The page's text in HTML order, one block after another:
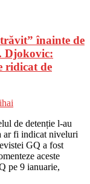
înainte de
Djokovic:
ridicat de
de detenție l-au
ar fi indicat niveluri
GQ a fost
aceste
pe 9 ianuarie,